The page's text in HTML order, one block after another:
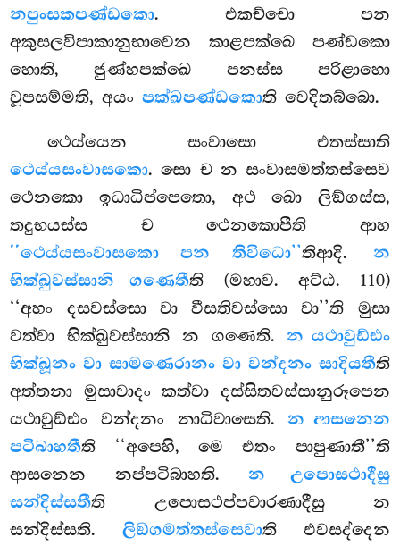
නපුංසකපණ්ඩකො. එකච්චො පන
අකුසලවිපාකානුභාවෙන කාළපක්ඛෙ පණ්ඩකො
හොති, ජුණ්හපක්ඛෙ පනස්ස පරිළාහො
වූපසම්මති, අයංපක්ඛපණ්ඩකොති වෙදිතබ්බො.
ථෙය්යෙන සංවාසො එතස්සාති
ථෙය්යසංවාසකො. සො ච න සංවාසමත්තස්සෙව
ථෙනකො ඉධාධිප්පෙතො, අථ ඛො ලිඞ්ගස්ස,
තදුභයස්ස ච ථෙනකොපීති ආහ
‘‘ථෙය්යසංවාසකො පන තිවිධො’’තිආදි. න
භික්ඛුවස්සානි ගණෙතීති (මහාව. අට්ඨ. 110)
‘‘අහං දසවස්සො වා වීසතිවස්සො වා’’ති මුසා
වත්වා භික්ඛුවස්සානි න ගණෙති.න යථාවුඩ්ඪං
භික්ඛූනං වා සාමණෙරානං වා වන්දනං සාදියතීති
අත්තනා මුසාවාදං කත්වා දස්සිතවස්සානුරූපෙන
යථාවුඩ්ඪං වන්දනං නාධිවාසෙති.න ආසනෙන
පටිබාහතීති ‘‘අපෙහි, මෙ එතං පාපුණාතී’’ති
ආසනෙන නප්පටිබාහති.න උපොසථාදීසු
සන්දිස්සතීති උපොසථප්පවාරණාදීසු න
සන්දිස්සති. ලිඞ්ගමත්තස්සෙවාති එවසද්දෙන